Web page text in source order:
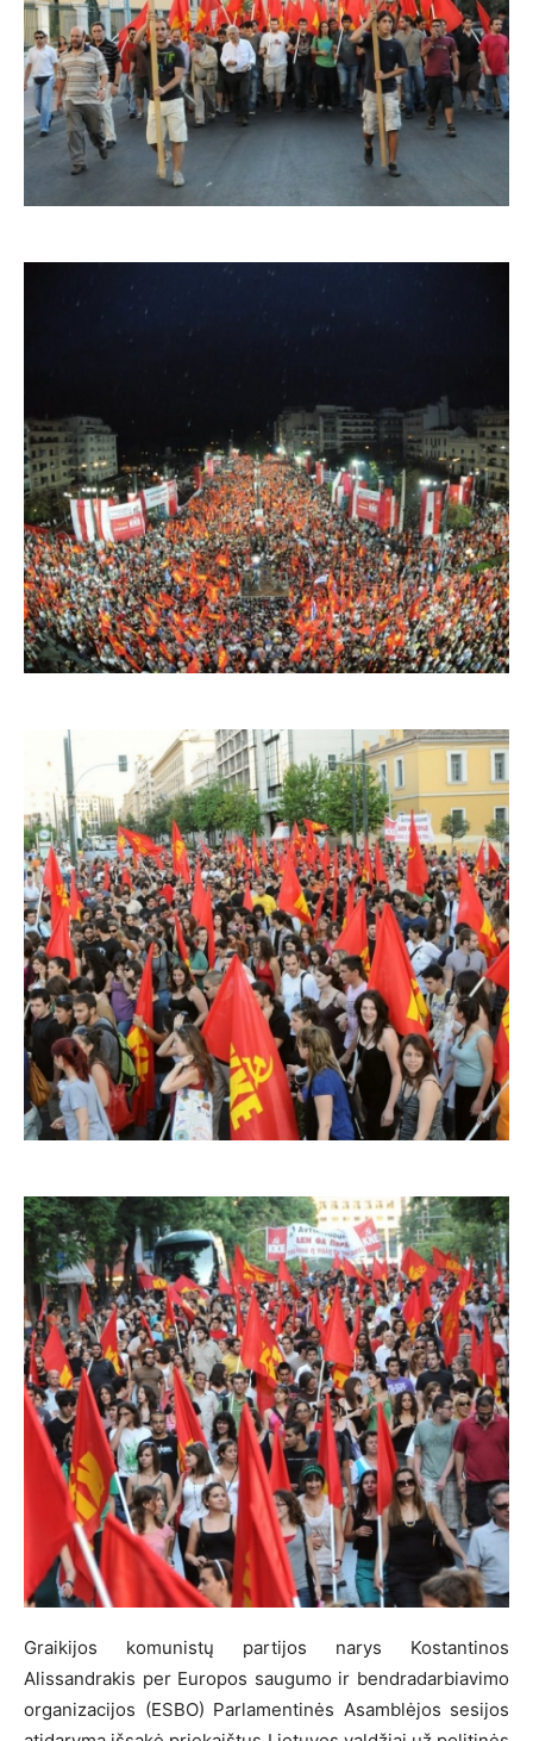
Graikijos komunistų partijos narys Kostantinos
Alissandrakis per Europos saugumo ir bendradarbiavimo
organizacijos (ESBO) Parlamentinės Asamblėjos sesijos